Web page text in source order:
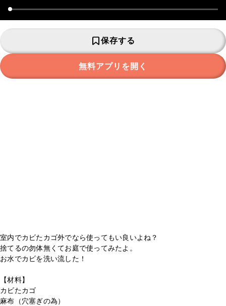
保存する
無料アプリを開く
室内でカビたカゴ外でなら使ってもい良いよね？
捨てるの勿体無くてお庭で使ってみたよ。
お水でカビを洗い流した！
【材料】
カビたカゴ
麻布（穴塞ぎの為）